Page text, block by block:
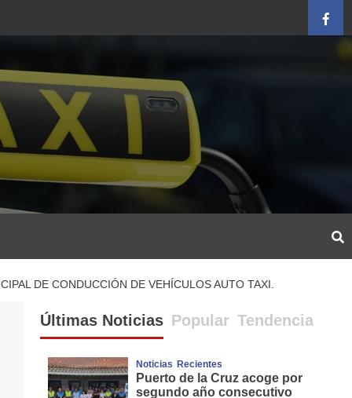
DE CONDUCCIÓN DE VEHÍCULOS AUTO TAXI.
Últimas Noticias Popular Tendencia
Noticias Recientes
Puerto de la Cruz acoge por
segundo año consecutivo